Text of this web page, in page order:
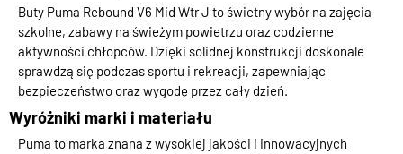
Buty Puma Rebound V6 Mid Wtr J to świetny wybór na zajęcia
szkolne, zabawy na świeżym powietrzu oraz codzienne
aktywności chłopców. Dzięki solidnej konstrukcji doskonale
sprawdzą się podczas sportu i rekreacji, zapewniając
bezpieczeństwo oraz wygodę przez cały dzień.
Wyróżniki marki i materiału
Puma to marka znana z wysokiej jakości i innowacyjnych